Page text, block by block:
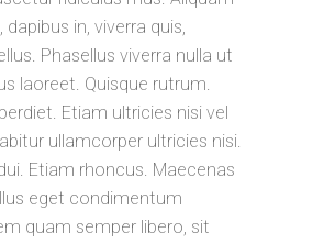
in, viverra quis,
Phasellus viverra nulla ut
laoreet. Quisque rutrum.
Etiam ultricies nisi vel
ullamcorper ultricies nisi.
Etiam rhoncus. Maecenas
eget condimentum
quam semper libero, sit